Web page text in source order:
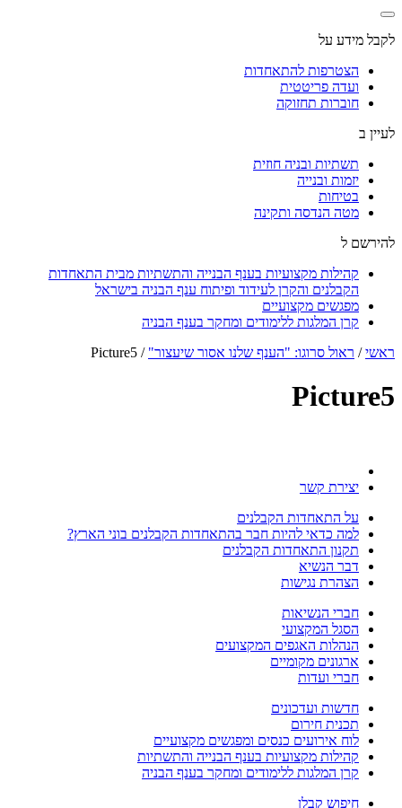
לקבל מידע על
הצטרפות להתאחדות
ועדה פריטטית
חוברות תחזוקה
לעיין ב
תשתיות ובניה חוזית
יזמות ובנייה
בטיחות
מטה הנדסה ותקינה
להירשם ל
קהילות מקצועיות בענף הבנייה והתשתיות מבית התאחדות
הקבלנים והקרן לעידוד ופיתוח ענף הבניה בישראל
מפגשים מקצועיים
קרן המלגות ללימודים ומחקר בענף הבניה
ראשי/ ראול סרוגו: "הענף שלנו אסור שיעצור" /
Picture5
Picture5
יצירת קשר
על התאחדות הקבלנים
למה כדאי להיות חבר בהתאחדות הקבלנים בוני הארץ?
תקנון התאחדות הקבלנים
דבר הנשיא
הצהרת נגישות
חברי הנשיאות
הסגל המקצועי
הנהלות האגפים המקצועים
ארגונים מקומיים
חברי ועדות
חדשות ועדכונים
תכנית חירום
לוח אירועים כנסים ומפגשים מקצועיים
קהילות מקצועיות בענף הבנייה והתשתיות
קרן המלגות ללימודים ומחקר בענף הבניה
חיפוש קבלן